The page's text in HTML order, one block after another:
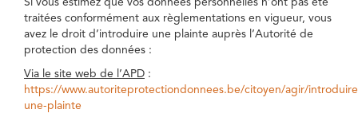
Si vous estimez que vos données personnelles n’ont pas été
traitées conformément aux règlementations en vigueur, vous
avez le droit d’introduire une plainte auprès l’Autorité de
protection des données :
Via le site web de l’APD :
https://www.autoriteprotectiondonnees.be/citoyen/agir/
une-plainte